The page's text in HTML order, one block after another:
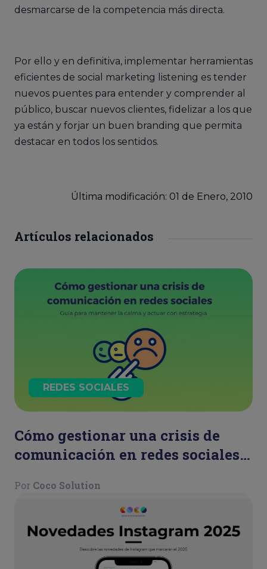
desmarcarse de la competencia más directa.
Por ello y en definitiva, implementar herramientas
eficientes de social marketing listening es tender
nuevos puentes para entender y comprender al
público, buscar nuevos clientes, fidelizar a los que
ya están y forjar un buen branding que permita
destacar en todos los sentidos.
Última modificación: 01 de Enero, 2010
Artículos relacionados
REDES SOCIALES
Cómo gestionar una crisis de
comunicación en redes sociales:
actuar con estrategia
Por Coco Solution